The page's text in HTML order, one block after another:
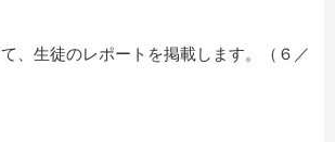
、生徒のレポートを掲載します。（６／